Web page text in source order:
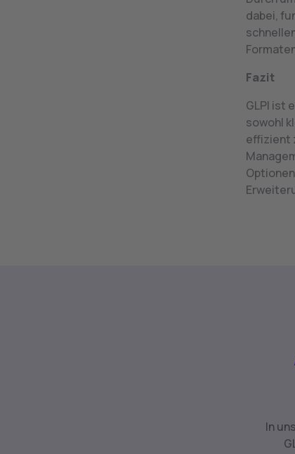
dabei,
Fazit
GLPI ist
sowohl
effizient
In